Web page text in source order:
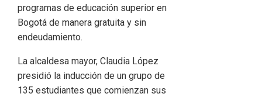
programas de educación superior en
Bogotá de manera gratuita y sin
endeudamiento.
La alcaldesa mayor, Claudia López
presidió la inducción de un grupo de
135 estudiantes que comienzan sus